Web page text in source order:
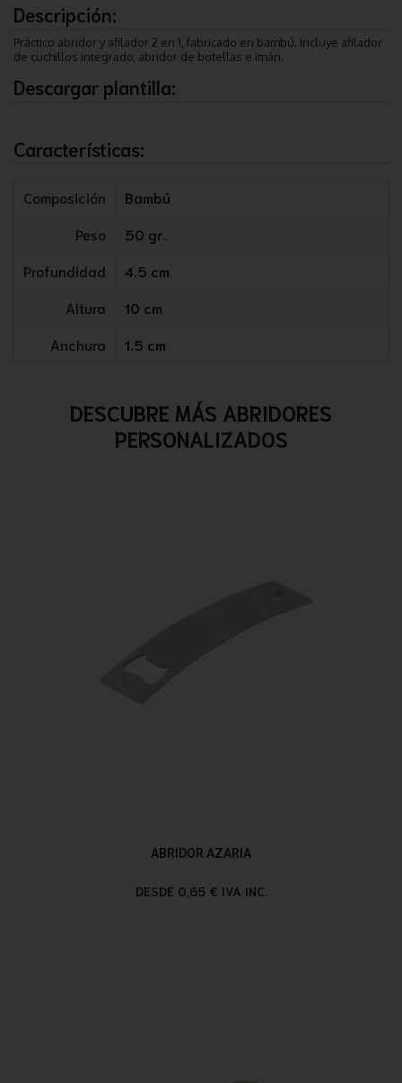
Descripción:
Práctico abridor y afilador 2 en 1, fabricado en bambú. Incluye afilador
de cuchillos integrado, abridor de botellas e imán.
Descargar plantilla:
Características:
Composición
Bambú
Peso
50 gr.
Profundidad
4.5 cm
Altura
10 cm
Anchura
1.5 cm
DESCUBRE MÁS ABRIDORES
PERSONALIZADOS
ABRIDOR AZARIA
DESDE 0,65 € IVA INC.